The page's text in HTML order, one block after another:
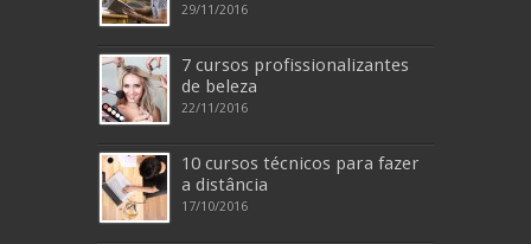
29/11/2016
7 cursos profissionalizantes
de beleza
22/11/2016
10 cursos técnicos para fazer
a distância
17/10/2016